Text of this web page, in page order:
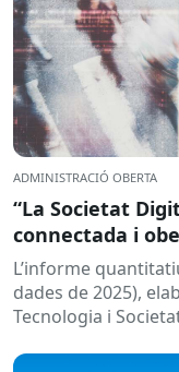
ADMINISTRACIÓ OBERTA
“La Societat
connectada i
L’informe
dades de 2025),
Tecnologia i